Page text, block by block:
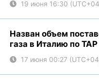
19 июня 16:30
Назван объем
газа в Италию по TAP
17 июня 00:27